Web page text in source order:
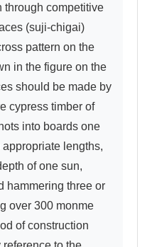
through competitive
(suji-chigai)
pattern on the
in the figure on the
should be made by
cypress timber of
into boards one
lengths,
of one sun,
hammering three or
over 300 monme
of construction